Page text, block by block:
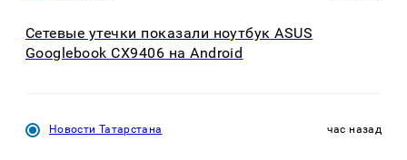
Сетевые утечки показали ноутбук ASUS
Googlebook CX9406 на Android
Новости Татарстана час назад